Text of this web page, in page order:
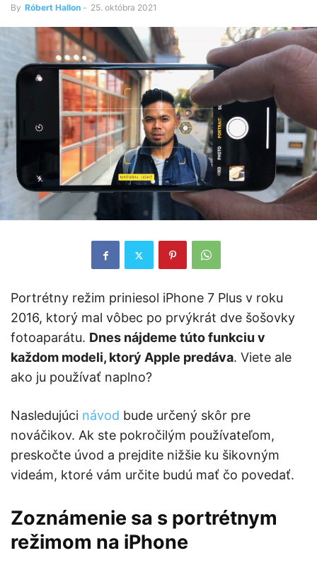
By Róbert Hallon - 25. októbra 2021
Portrétny režim priniesol iPhone 7 Plus v roku
2016, ktorý mal vôbec po prvýkrát dve šošovky
fotoaparátu. Dnes nájdeme túto funkciu v
každom modeli, ktorý Apple predáva. Viete ale
ako ju používať naplno?
Nasledujúci návod bude určený skôr pre
nováčikov. Ak ste pokročilým používateľom,
preskočte úvod a prejdite nižšie ku šikovným
videám, ktoré vám určite budú mať čo povedať.
Zoznámenie sa s portrétnym
režimom na iPhone